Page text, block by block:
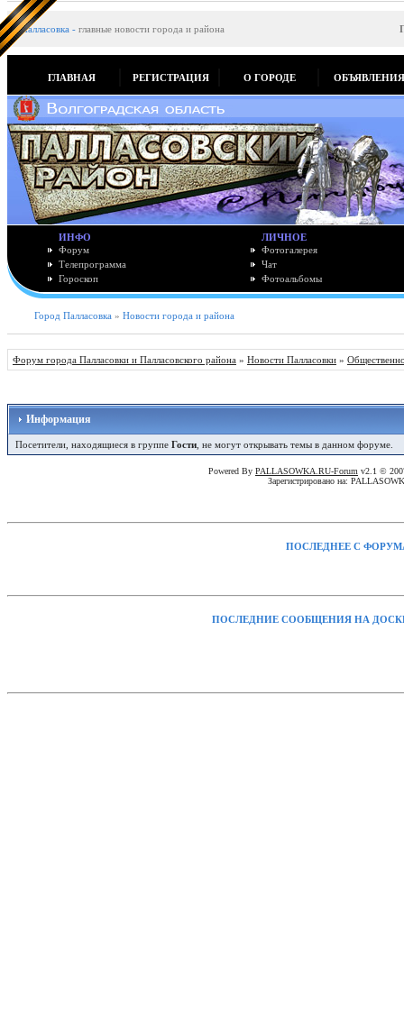
Палласовка - главные новости города и района
ГЛАВНАЯ РЕГИСТРАЦИЯ О ГОРОДЕ ОБЪЯВЛЕНИЯ
ИНФО
Форум
Телепрограмма
Гороскоп
ЛИЧНОЕ
Фотогалерея
Чат
Фотоальбомы
Город Палласовка » Новости города и района
Форум города Палласовки и Палласовского района » Новости Палласовки »
Информация
Посетители, находящиеся в группе Гости , не могут открывать темы в данном форуме.
Powered By PALLASOWKA.RU-Forum v2.1 ©
Зарегистрировано на:
ПОСЛЕДНЕЕ С
ПОСЛЕДНИЕ СООБЩЕНИЯ НА